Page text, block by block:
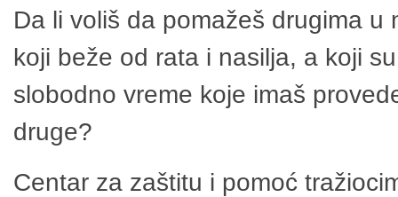
Da li voliš da pomažeš drugima
koji beže od rata i nasilja, a koji
slobodno vreme koje imaš
druge?
Centar za zaštitu i pomoć